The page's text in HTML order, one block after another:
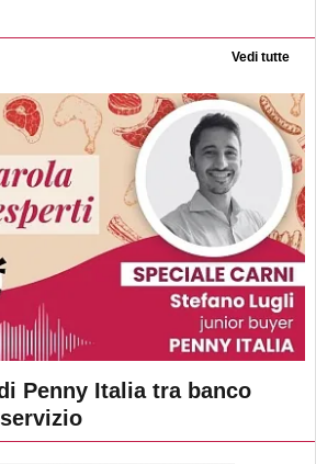
Vedi tutte
Penny Italia tra banco